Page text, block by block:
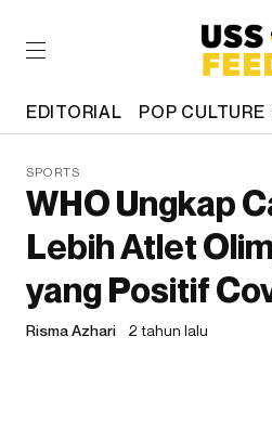
EDITORIAL POP CULTURE
SPORTS
WHO Ungkap
Lebih Atlet
yang Positif
Risma Azhari 2 tahun lalu